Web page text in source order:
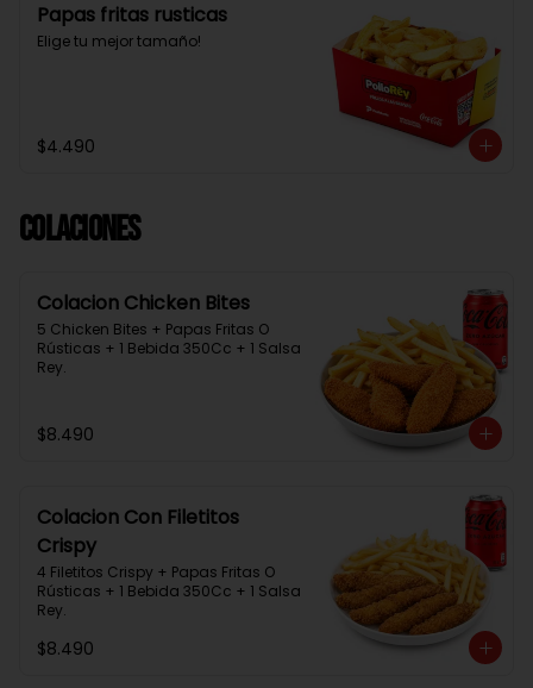
Papas fritas rusticas
Elige tu mejor tamaño!
$4.490
Colaciones
Colacion Chicken Bites
5 Chicken Bites + Papas Fritas O
Rústicas + 1 Bebida 350Cc + 1 Salsa
Rey.
$8.490
Colacion Con Filetitos
Crispy
4 Filetitos Crispy + Papas Fritas O
Rústicas + 1 Bebida 350Cc + 1 Salsa
Rey.
$8.490